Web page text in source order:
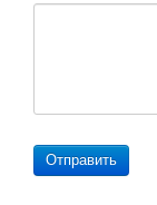
Отправить